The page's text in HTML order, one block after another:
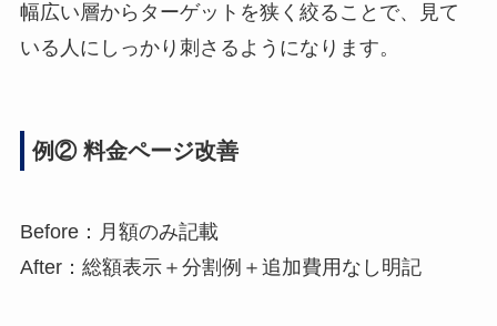
幅広い層からターゲットを狭く絞ることで、見て
いる人にしっかり刺さるようになります。
例② 料金ページ改善
Before：月額のみ記載
After：総額表示＋分割例＋追加費用なし明記